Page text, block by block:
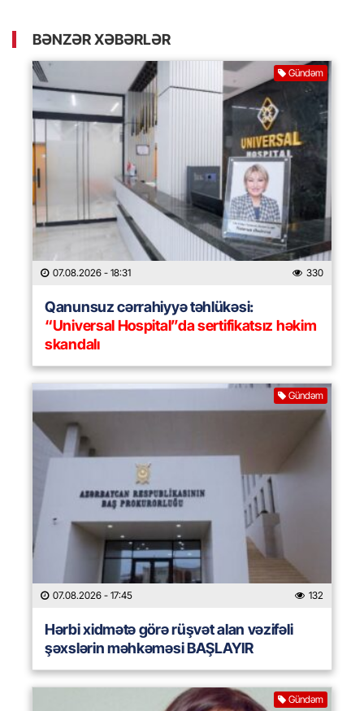
BƏNZƏR XƏBƏRLƏR
Gündəm
07.08.2026 - 18:31 330
Qanunsuz cərrahiyyə təhlükəsi:
“Universal Hospital”da sertifikatsız həkim
skandalı
Gündəm
07.08.2026 - 17:45 132
Hərbi xidmətə görə rüşvət alan vəzifəli
şəxslərin məhkəməsi BAŞLAYIR
Gündəm